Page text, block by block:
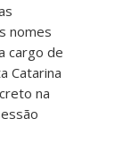
nomes
cargo de
Catarina
na